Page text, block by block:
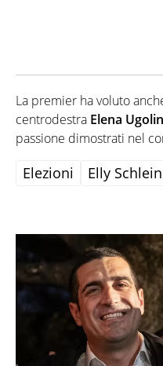
La premier ha voluto
centrodestra Elena
passione dimostrati nel
Elezioni Elly Schlein